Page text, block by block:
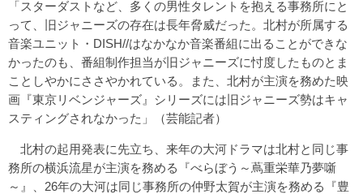
「スターダストなど、多くの男性タレントを抱える事務所にと
って、旧ジャニーズの存在は長年脅威だった。北村が所属する
音楽ユニット・DISH//はなかなか音楽番組に出ることができな
かったのも、番組制作担当が旧ジャニーズに忖度したものとま
ことしやかにささやかれている。また、北村が主演を務めた映
画『東京リベンジャーズ』シリーズには旧ジャニーズ勢はキャ
スティングされなかった」（芸能記者）
北村の起用発表に先立ち、来年の大河ドラマは北村と同じ事
務所の横浜流星が主演を務める『べらぼう～蔦重栄華乃夢噺
～』、26年の大河は同じ事務所の仲野太賀が主演を務める『豊